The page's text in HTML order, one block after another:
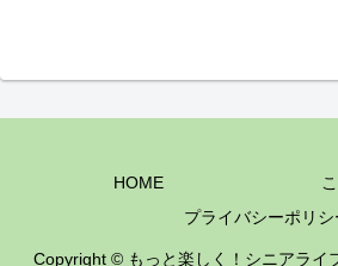
HOME
プライバシーポリシ
Copyright © もっと楽しく！シニアライ